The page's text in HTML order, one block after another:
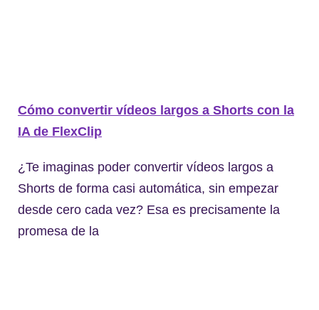
Cómo convertir vídeos largos a Shorts con la
IA de FlexClip
¿Te imaginas poder convertir vídeos largos a
Shorts de forma casi automática, sin empezar
desde cero cada vez? Esa es precisamente la
promesa de la